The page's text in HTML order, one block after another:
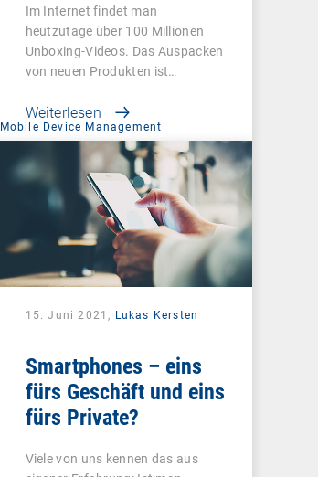
Im Internet findet man
heutzutage über 100 Millionen
Unboxing-Videos. Das Auspacken
von neuen Produkten ist…
Weiterlesen
Mobile Device Management
15. Juni 2021, Lukas Kersten
Smartphones – eins
fürs Geschäft und eins
fürs Private?
Viele von uns kennen das aus